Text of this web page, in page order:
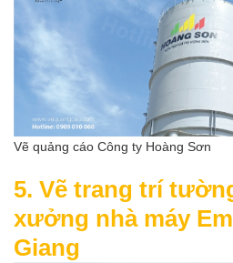
Vẽ quảng cáo Công ty Hoàng Sơn
5. Vẽ trang trí
xưởng nhà máy
Giang